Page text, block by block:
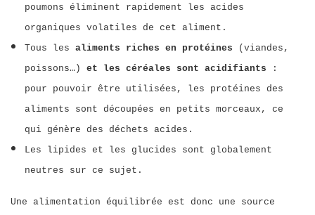
poumons éliminent rapidement les acides
organiques volatiles de cet aliment.
Tous les aliments riches en protéines (viandes,
poissons…) et les céréales sont acidifiants :
pour pouvoir être utilisées, les protéines des
aliments sont découpées en petits morceaux, ce
qui génère des déchets acides.
Les lipides et les glucides sont globalement
neutres sur ce sujet.
Une alimentation équilibrée est donc une source